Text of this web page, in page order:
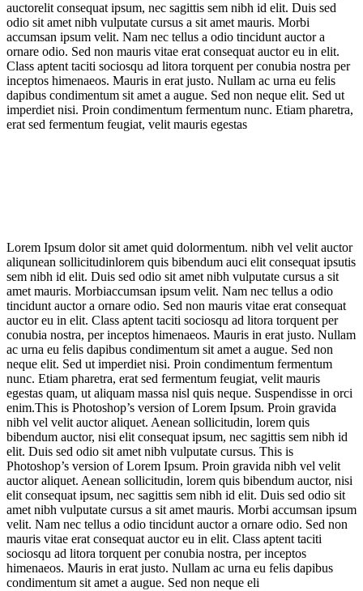
auctorelit consequat ipsum, nec sagittis sem nibh id elit. Duis sed
odio sit amet nibh vulputate cursus a sit amet mauris. Morbi
accumsan ipsum velit. Nam nec tellus a odio tincidunt auctor a
ornare odio. Sed non mauris vitae erat consequat auctor eu in elit.
Class aptent taciti sociosqu ad litora torquent per conubia nostra per
inceptos himenaeos. Mauris in erat justo. Nullam ac urna eu felis
dapibus condimentum sit amet a augue. Sed non neque elit. Sed ut
imperdiet nisi. Proin condimentum fermentum nunc. Etiam pharetra,
erat sed fermentum feugiat, velit mauris egestas
Lorem Ipsum dolor sit amet quid dolormentum. nibh vel velit auctor
aliqunean sollicitudinlorem quis bibendum auci elit consequat ipsutis
sem nibh id elit. Duis sed odio sit amet nibh vulputate cursus a sit
amet mauris. Morbiaccumsan ipsum velit. Nam nec tellus a odio
tincidunt auctor a ornare odio. Sed non mauris vitae erat consequat
auctor eu in elit. Class aptent taciti sociosqu ad litora torquent per
conubia nostra, per inceptos himenaeos. Mauris in erat justo. Nullam
ac urna eu felis dapibus condimentum sit amet a augue. Sed non
neque elit. Sed ut imperdiet nisi. Proin condimentum fermentum
nunc. Etiam pharetra, erat sed fermentum feugiat, velit mauris
egestas quam, ut aliquam massa nisl quis neque. Suspendisse in orci
enim.This is Photoshop’s version of Lorem Ipsum. Proin gravida
nibh vel velit auctor aliquet. Aenean sollicitudin, lorem quis
bibendum auctor, nisi elit consequat ipsum, nec sagittis sem nibh id
elit. Duis sed odio sit amet nibh vulputate cursus. This is
Photoshop’s version of Lorem Ipsum. Proin gravida nibh vel velit
auctor aliquet. Aenean sollicitudin, lorem quis bibendum auctor, nisi
elit consequat ipsum, nec sagittis sem nibh id elit. Duis sed odio sit
amet nibh vulputate cursus a sit amet mauris. Morbi accumsan ipsum
velit. Nam nec tellus a odio tincidunt auctor a ornare odio. Sed non
mauris vitae erat consequat auctor eu in elit. Class aptent taciti
sociosqu ad litora torquent per conubia nostra, per inceptos
himenaeos. Mauris in erat justo. Nullam ac urna eu felis dapibus
condimentum sit amet a augue. Sed non neque eli